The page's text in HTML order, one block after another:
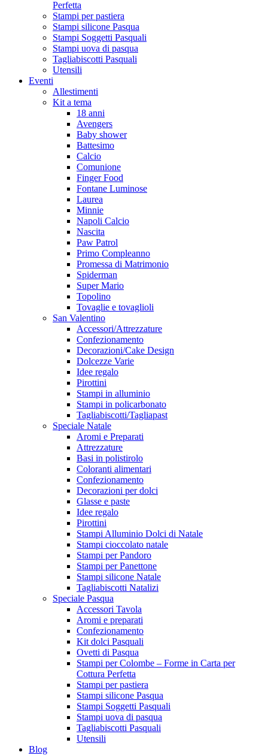
Perfetta
Stampi per pastiera
Stampi silicone Pasqua
Stampi Soggetti Pasquali
Stampi uova di pasqua
Tagliabiscotti Pasquali
Utensili
Eventi
Allestimenti
Kit a tema
18 anni
Avengers
Baby shower
Battesimo
Calcio
Comunione
Finger Food
Fontane Luminose
Laurea
Minnie
Napoli Calcio
Nascita
Paw Patrol
Primo Compleanno
Promessa di Matrimonio
Spiderman
Super Mario
Topolino
Tovaglie e tovaglioli
San Valentino
Accessori/Attrezzature
Confezionamento
Decorazioni/Cake Design
Dolcezze Varie
Idee regalo
Pirottini
Stampi in alluminio
Stampi in policarbonato
Tagliabiscotti/Tagliapast
Speciale Natale
Aromi e Preparati
Attrezzature
Basi in polistirolo
Coloranti alimentari
Confezionamento
Decorazioni per dolci
Glasse e paste
Idee regalo
Pirottini
Stampi Alluminio Dolci di Natale
Stampi cioccolato natale
Stampi per Pandoro
Stampi per Panettone
Stampi silicone Natale
Tagliabiscotti Natalizi
Speciale Pasqua
Accessori Tavola
Aromi e preparati
Confezionamento
Kit dolci Pasquali
Ovetti di Pasqua
Stampi per Colombe – Forme in Carta per
Cottura Perfetta
Stampi per pastiera
Stampi silicone Pasqua
Stampi Soggetti Pasquali
Stampi uova di pasqua
Tagliabiscotti Pasquali
Utensili
Blog